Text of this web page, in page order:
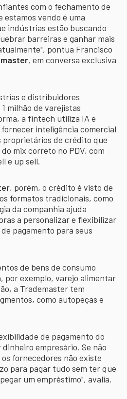
com o fechamento de
estamos vendo é uma
indústrias estão buscando
barreiras e ganhar mais
pontua Francisco
, em conversa exclusiva
e distribuidores
milhão de varejistas
a fintech utiliza IA e
inteligência comercial
proprietários de crédito que
mix correto no PDV, com
e up sell.
, porém, o crédito é visto de
formatos tradicionais, como
da companhia ajuda
a personalizar e flexibilizar
pagamento para seus
de bens de consumo
por exemplo, varejo alimentar
a Trademaster tem
como autopeças e
de pagamento do
empresário. Se não
fornecedores não existe
para pagar tudo sem ter que
um empréstimo", avalia.